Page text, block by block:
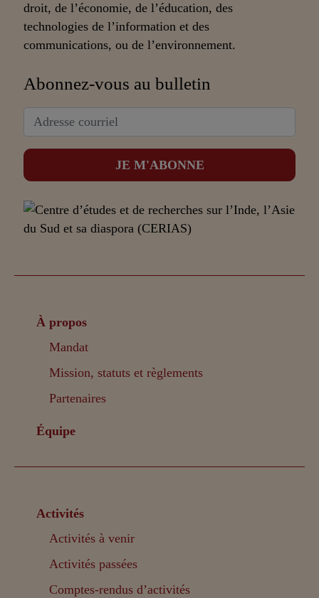
droit, de l’économie, de l’éducation, des
technologies de l’information et des
communications, ou de l’environnement.
Abonnez-vous au bulletin
À propos
Mandat
Mission, statuts et règlements
Partenaires
Équipe
Activités
Activités à venir
Activités passées
Comptes-rendus d’activités